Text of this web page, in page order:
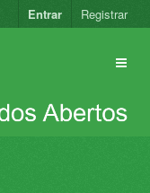
Entrar Registrar